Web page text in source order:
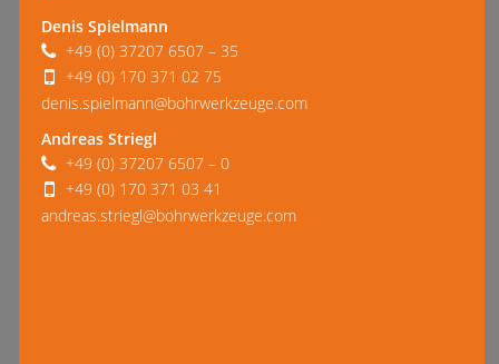
Denis Spielmann
+49 (0) 37207 6507 – 35
+49 (0) 170 371 02 75
denis.spielmann@bohrwerkzeuge.com
Andreas Striegl
+49 (0) 37207 6507 – 0
+49 (0) 170 371 03 41
andreas.striegl@bohrwerkzeuge.com